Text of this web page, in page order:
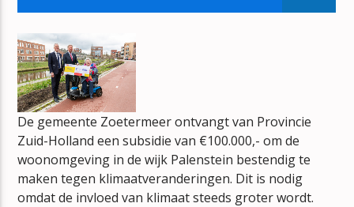
NEEM EEN ANDER IN DE MALING
OME HENK
mz-radio
De gemeente Zoetermeer ontvangt van Provincie
Zuid-Holland een subsidie van €100.000,- om de
woonomgeving in de wijk Palenstein bestendig te
maken tegen klimaatveranderingen. Dit is nodig
omdat de invloed van klimaat steeds groter wordt.